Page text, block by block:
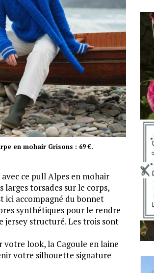
en mohair Grisons : 69 €.
ce pull Alpes en mohair
larges torsades sur le corps,
ici accompagné du bonnet
synthétiques pour le rendre
jersey structuré. Les trois sont
look, la Cagoule en laine
votre silhouette signature